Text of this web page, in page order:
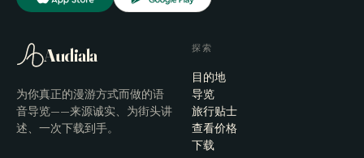
Audiala
为你真正的漫游方式而做的语
音导览——来源诚实、为街头讲
述、一次下载到手。
探索
目的地
导览
旅行贴士
查看价格
下载